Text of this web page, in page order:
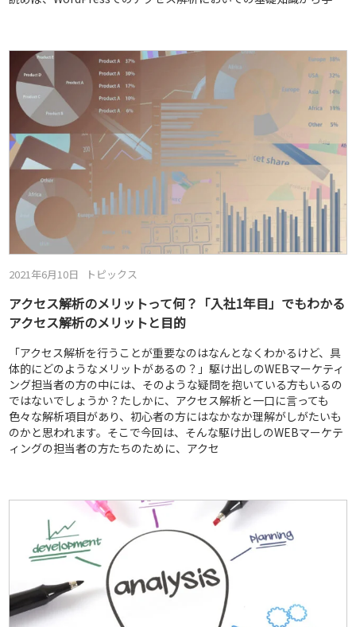
2021年6月10日 トピックス
アクセス解析のメリットって何？「入社1年目」でもわかる
アクセス解析のメリットと目的
「アクセス解析を行うことが重要なのはなんとなくわかるけど、具
体的にどのようなメリットがあるの？」駆け出しのWEBマーケティ
ング担当者の方の中には、そのような疑問を抱いている方もいるの
ではないでしょうか？たしかに、アクセス解析と一口に言っても
色々な解析項目があり、初心者の方にはなかなか理解がしがたいも
のかと思われます。そこで今回は、そんな駆け出しのWEBマーケテ
ィングの担当者の方たちのために、アクセ